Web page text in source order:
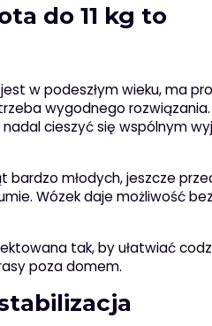
do 11 kg to
w podeszłym wieku, ma
wygodnego rozwiązania.
cieszyć się wspólnym
młodych, jeszcze
Wózek daje możliwość
tak, by ułatwiać
poza domem.